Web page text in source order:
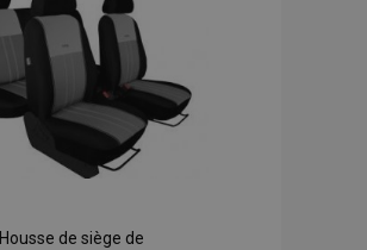
d'achats
Housse de siège de